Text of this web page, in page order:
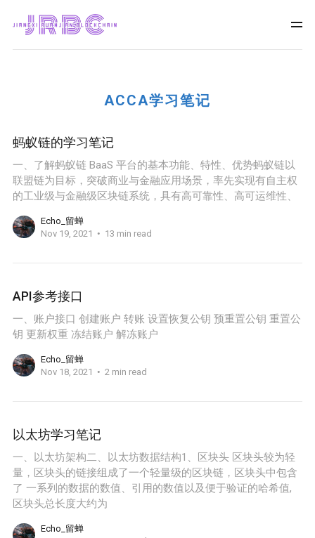
ACCA学习笔记
蚂蚁链的学习笔记
一、了解蚂蚁链 BaaS 平台的基本功能、特性、优势蚂蚁链以
联盟链为目标，突破商业与金融应用场景，率先实现有自主权
的工业级与金融级区块链系统，具有高可靠性、高可运维性、
Echo_留蝉
Nov 19, 2021
13 min read
API参考接口
一、账户接口 创建账户 转账 设置恢复公钥 预重置公钥 重置公
钥 更新权重 冻结账户 解冻账户
Echo_留蝉
Nov 18, 2021
2 min read
以太坊学习笔记
一、以太坊架构二、以太坊数据结构1、区块头 区块头较为轻
量，区块头的链接组成了一个轻量级的区块链，区块头中包含
了 一系列的数据的数值、引用的数值以及便于验证的哈希值,
区块头总长度大约为
Echo_留蝉